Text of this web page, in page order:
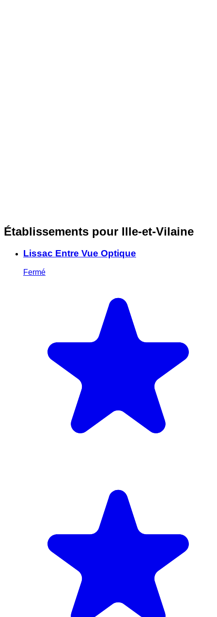
Établissements pour Ille-et-Vilaine
Lissac Entre Vue Optique
Fermé